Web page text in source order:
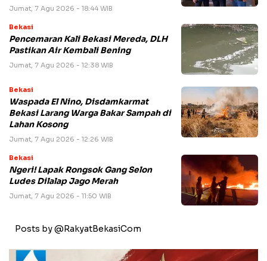
Jumat, 7 Agu 2026 - 18:44 WIB
Bekasi
Pencemaran Kali Bekasi Mereda, DLH
Pastikan Air Kembali Bening
Jumat, 7 Agu 2026 - 12:38 WIB
Bekasi
Waspada El Nino, Disdamkarmat
Bekasi Larang Warga Bakar Sampah di
Lahan Kosong
Jumat, 7 Agu 2026 - 12:26 WIB
Bekasi
Ngeri! Lapak Rongsok Gang Selon
Ludes Dilalap Jago Merah
Jumat, 7 Agu 2026 - 11:50 WIB
Posts by @RakyatBekasiCom